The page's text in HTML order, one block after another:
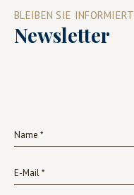
BLEIBEN SIE INFORMIERT
Newsletter